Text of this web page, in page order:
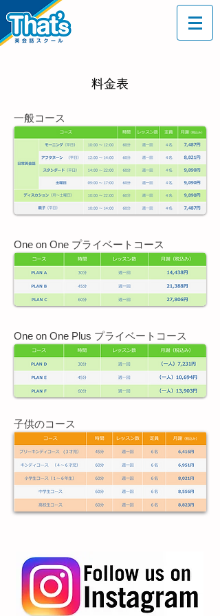
料金表
一般コース
One on One プライベートコース
One on One Plus プライベートコース
子供のコース